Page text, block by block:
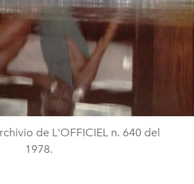
de L'OFFICIEL n. 640 del
1978.